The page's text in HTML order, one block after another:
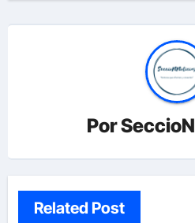
Por
Related Post